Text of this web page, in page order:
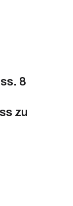
8
zu